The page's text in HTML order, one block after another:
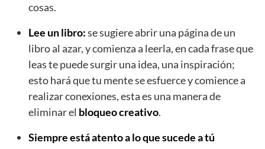
cosas.
Lee un libro:se sugiere abrir una página de un
libro al azar, y comienza a leerla, en cada frase que
leas te puede surgir una idea, una inspiración;
esto hará que tu mente se esfuerce y comience a
realizar conexiones, esta es una manera de
eliminar el bloqueo creativo.
Siempre está atento a lo que sucede a tú